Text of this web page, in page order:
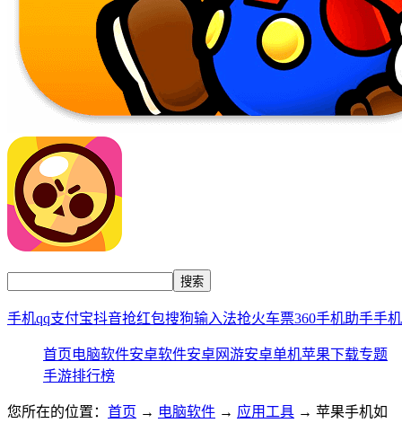
手机qq支付宝抖音抢红包搜狗输入法抢火车票360手机助手手
首页电脑软件安卓软件安卓网游安卓单机苹果下载专题
手游排行榜
您所在的位置： 首页 → 电脑软件 → 应用工具 → 苹果手机如